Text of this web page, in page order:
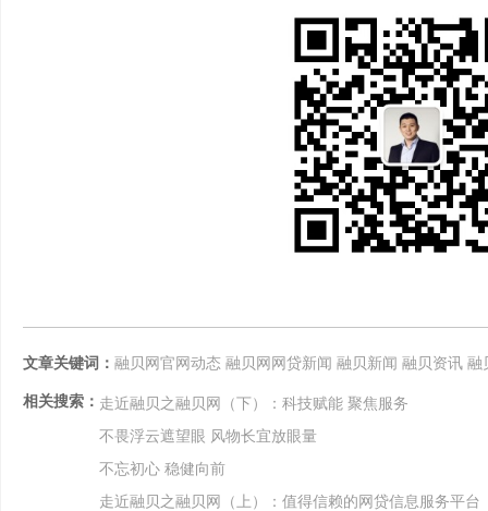
文章关键词： 融贝网官网动态 融贝网网贷新闻 融贝新闻 融贝资讯 融
相关搜索： 走近融贝之融贝网（下）：科技赋能 聚焦服务
不畏浮云遮望眼 风物长宜放眼量
不忘初心 稳健向前
走近融贝之融贝网（上）：值得信赖的网贷信息服务平台